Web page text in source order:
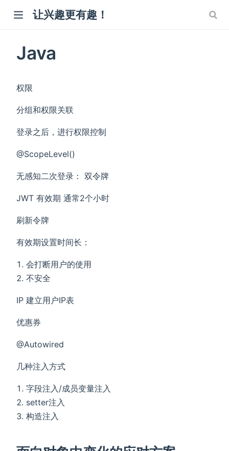
让兴趣更有趣！
Java
权限
分组和权限关联
登录之后，进行权限控制
@ScopeLevel()
无感知二次登录： 双令牌
JWT 有效期 通常2个小时
刷新令牌
有效期设置时间长：
会打断用户的使用
不安全
IP 建立用户IP表
优惠券
@Autowired
几种注入方式
字段注入/成员变量注入
setter注入
构造注入